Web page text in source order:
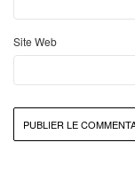
Site Web